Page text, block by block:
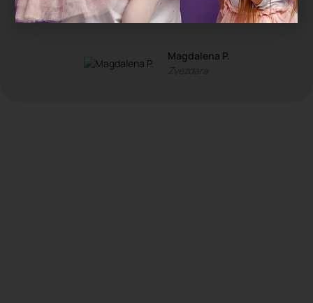
je bio najopušteniji rođendan koji pamtimo."
Magdalena P.
Zvezdara